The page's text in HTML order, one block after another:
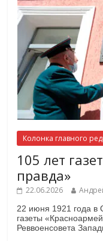
Колонка главного
105 лет
правда»
22.06.2026
22 июня 1921 года
газеты
Реввоенсовета